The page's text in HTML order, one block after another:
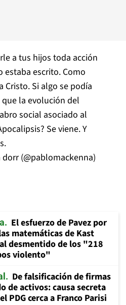
a tus hijos toda acción
estaba escrito. Como
Cristo. Si algo se podía
la evolución del
social asociado al
Se viene. Y
(@pablomackenna)
El esfuerzo de Pavez por
matemáticas de Kast
desmentido de los "218
violento"
De falsificación de firmas
de activos: causa secreta
PDG cerca a Franco Parisi